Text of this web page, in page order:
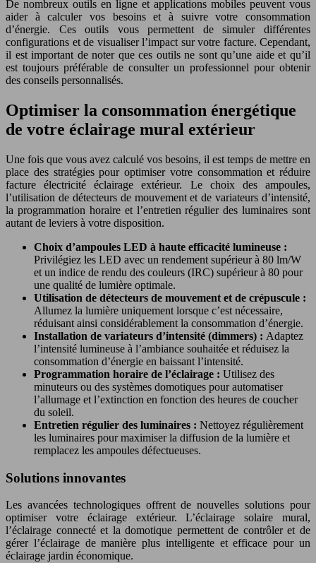
De nombreux outils en ligne et applications mobiles peuvent vous
aider à calculer vos besoins et à suivre votre consommation
d’énergie. Ces outils vous permettent de simuler différentes
configurations et de visualiser l’impact sur votre facture. Cependant,
il est important de noter que ces outils ne sont qu’une aide et qu’il
est toujours préférable de consulter un professionnel pour obtenir
des conseils personnalisés.
Optimiser la consommation énergétique
de votre éclairage mural extérieur
Une fois que vous avez calculé vos besoins, il est temps de mettre en
place des stratégies pour optimiser votre consommation et réduire
facture électricité éclairage extérieur. Le choix des ampoules,
l’utilisation de détecteurs de mouvement et de variateurs d’intensité,
la programmation horaire et l’entretien régulier des luminaires sont
autant de leviers à votre disposition.
Choix d’ampoules LED à haute efficacité lumineuse :
Privilégiez les LED avec un rendement supérieur à 80 lm/W
et un indice de rendu des couleurs (IRC) supérieur à 80 pour
une qualité de lumière optimale.
Utilisation de détecteurs de mouvement et de crépuscule :
Allumez la lumière uniquement lorsque c’est nécessaire,
réduisant ainsi considérablement la consommation d’énergie.
Installation de variateurs d’intensité (dimmers) : Adaptez
l’intensité lumineuse à l’ambiance souhaitée et réduisez la
consommation d’énergie en baissant l’intensité.
Programmation horaire de l’éclairage : Utilisez des
minuteurs ou des systèmes domotiques pour automatiser
l’allumage et l’extinction en fonction des heures de coucher
du soleil.
Entretien régulier des luminaires : Nettoyez régulièrement
les luminaires pour maximiser la diffusion de la lumière et
remplacez les ampoules défectueuses.
Solutions innovantes
Les avancées technologiques offrent de nouvelles solutions pour
optimiser votre éclairage extérieur. L’éclairage solaire mural,
l’éclairage connecté et la domotique permettent de contrôler et de
gérer l’éclairage de manière plus intelligente et efficace pour un
éclairage jardin économique.